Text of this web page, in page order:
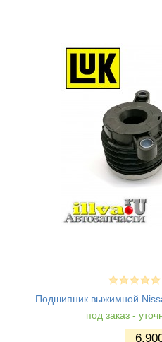
Подшипник выжимной
под заказ -